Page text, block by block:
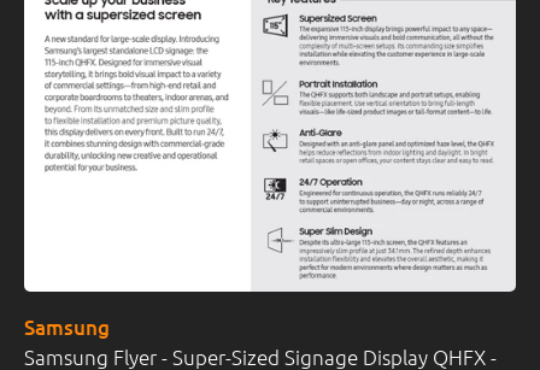
Samsung Flyer - Super-Sized Signage Display QHFX -
Samsung